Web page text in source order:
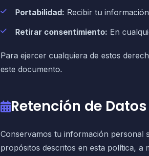
Portabilidad: Recibir tu
Retirar consentimiento: En
Para ejercer cualquiera de estos
este documento.
Retención de Datos
Conservamos tu información personal
propósitos descritos en esta política, a